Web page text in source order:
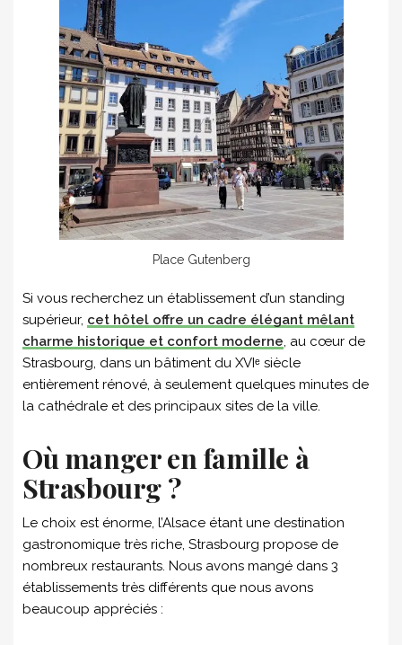
Place Gutenberg
Si vous recherchez un établissement d’un standing
supérieur, cet hôtel offre un cadre élégant mêlant
charme historique et confort moderne , au cœur de
Strasbourg, dans un bâtiment du XVIᵉ siècle
entièrement rénové, à seulement quelques minutes de
la cathédrale et des principaux sites de la ville.
Où manger en famille à
Strasbourg ?
Le choix est énorme, l’Alsace étant une destination
gastronomique très riche, Strasbourg propose de
nombreux restaurants. Nous avons mangé dans 3
établissements très différents que nous avons
beaucoup appréciés :